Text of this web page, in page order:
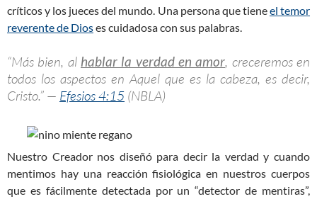
críticos y los jueces del mundo. Una persona que tieneel temor
reverente de Dioses cuidadosa con sus palabras.
“Más bien, al hablar la verdad en amor, creceremos en
todos los aspectos en Aquel que es la cabeza, es decir,
Cristo.” — Efesios 4:15 (NBLA)
Nuestro Creador nos diseñó para decir la verdad y cuando
mentimos hay una reacción fisiológica en nuestros cuerpos
que es fácilmente detectada por un “detector de mentiras”,